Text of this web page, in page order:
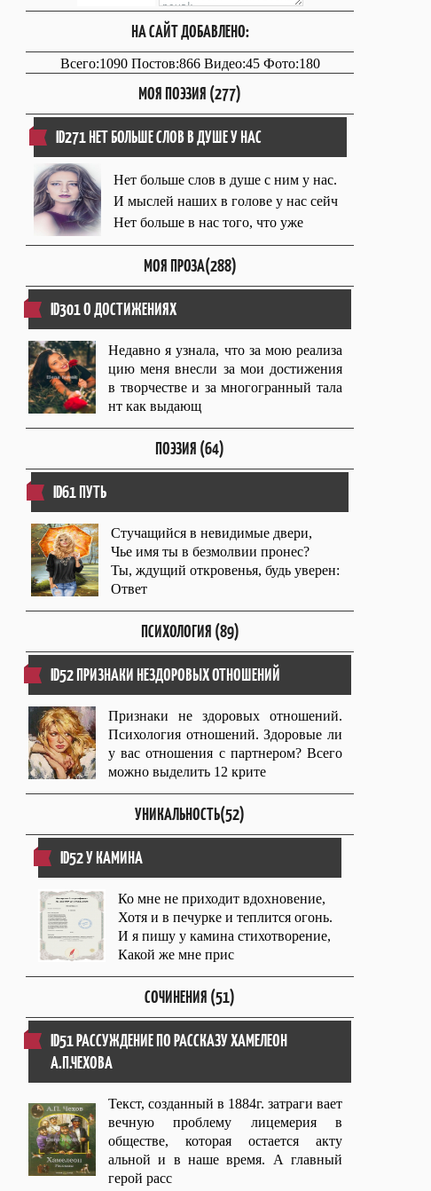
НА САЙТ ДОБАВЛЕНО:
Всего:1090 Постов:866 Видео:45 Фото:180
МОЯ ПОЭЗИЯ (277)
ID271 НЕТ БОЛЬШЕ СЛОВ В ДУШЕ У НАС
Нет больше слов в душе с ним у нас.
И мыслей наших в голове у нас сейч
Нет больше в нас того, что уже
МОЯ ПРОЗА(288)
ID301 О ДОСТИЖЕНИЯХ
Недавно я узнала, что за мою реализа
цию меня внесли за мои достижения
в творчестве и за многогранный тала
нт как выдающ
ПОЭЗИЯ (64)
ID61 ПУТЬ
Стучащийся в невидимые двери,
Чье имя ты в безмолвии пронес?
Ты, ждущий откровенья, будь уверен:
Ответ
ПСИХОЛОГИЯ (89)
ID52 ПРИЗНАКИ НЕЗДОРОВЫХ ОТНОШЕНИЙ
Признаки не здоровых отношений.
Психология отношений. Здоровые ли
у вас отношения с партнером? Всего
можно выделить 12 крите
УНИКАЛЬНОСТЬ(52)
ID52 У КАМИНА
Ко мне не приходит вдохновение,
Хотя и в печурке и теплится огонь.
И я пишу у камина стихотворение,
Какой же мне прис
СОЧИНЕНИЯ (51)
ID51 РАССУЖДЕНИЕ ПО РАССКАЗУ ХАМЕЛЕОН
А.П.ЧЕХОВА
Текст, созданный в 1884г. затраги вает
вечную проблему лицемерия в
обществе, которая остается акту
альной и в наше время. А главный
герой расс